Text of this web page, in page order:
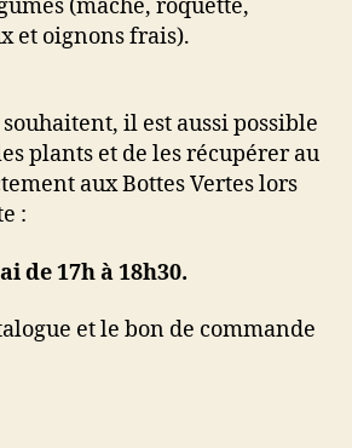
(mâche, roquette,
et oignons frais).
il est aussi possible
plants et de les récupérer au
aux Bottes Vertes lors
:
de 17h à 18h30.
et le bon de commande